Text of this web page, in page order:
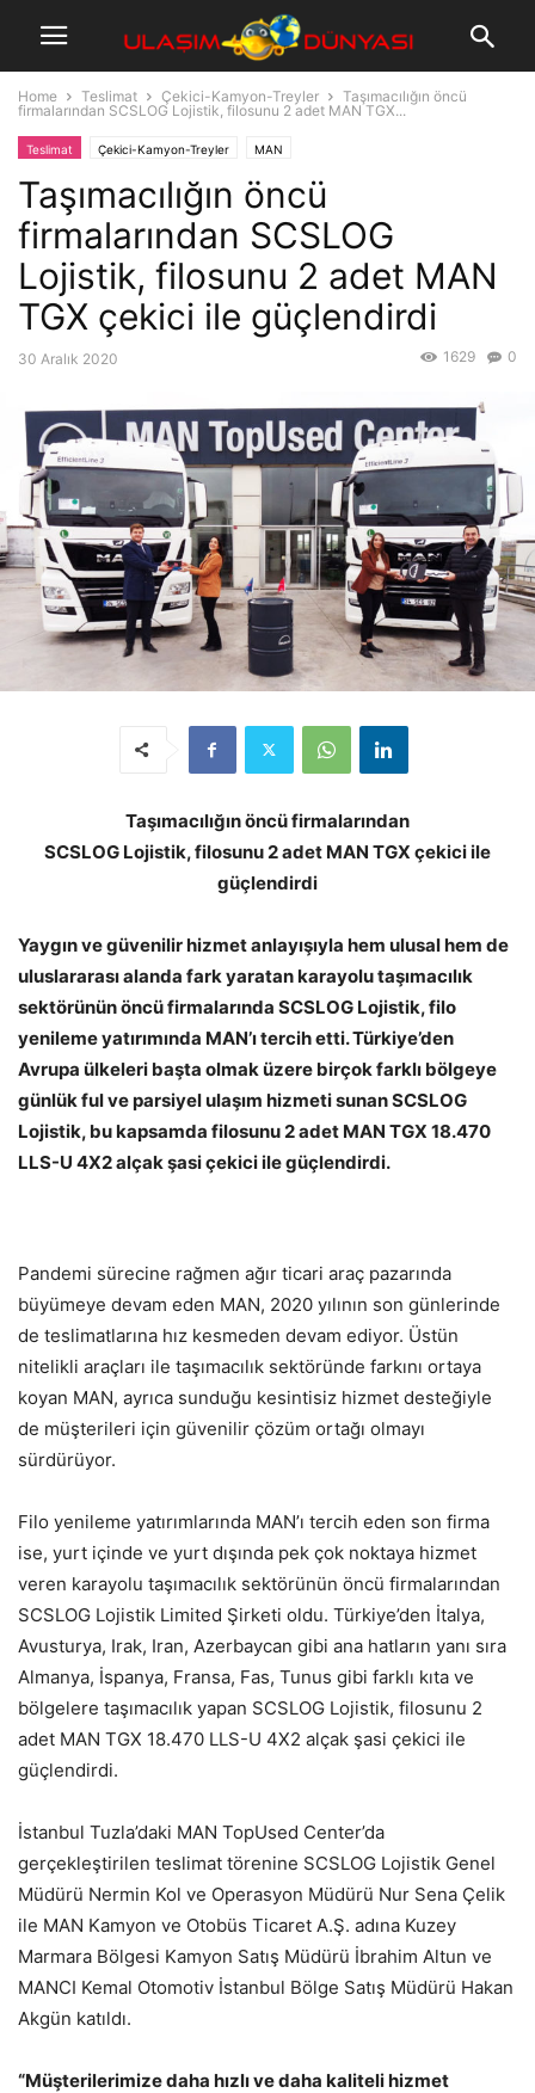
Home Teslimat Çekici-Kamyon-Treyler
Taşımacılığın öncü
firmalarından SCSLOG Lojistik, filosunu 2 adet MAN TGX...
Teslimat Çekici-Kamyon-Treyler MAN
Taşımacılığın öncü
firmalarından SCSLOG
Lojistik, filosunu 2 adet MAN
TGX çekici ile güçlendirdi
30 Aralık 2020 0
1629
Taşımacılığın öncü firmalarından
SCSLOG Lojistik, filosunu 2 adet MAN TGX çekici ile
güçlendirdi
Yaygın ve güvenilir hizmet anlayışıyla hem ulusal hem de
uluslararası alanda fark yaratan karayolu taşımacılık
sektörünün öncü firmalarında SCSLOG Lojistik, filo
yenileme yatırımında MAN’ı tercih etti. Türkiye’den
Avrupa ülkeleri başta olmak üzere birçok farklı bölgeye
günlük ful ve parsiyel ulaşım hizmeti sunan SCSLOG
Lojistik, bu kapsamda filosunu 2 adet MAN TGX 18.470
LLS-U 4X2 alçak şasi çekici ile güçlendirdi.
Pandemi sürecine rağmen ağır ticari araç pazarında
büyümeye devam eden MAN, 2020 yılının son günlerinde
de teslimatlarına hız kesmeden devam ediyor. Üstün
nitelikli araçları ile taşımacılık sektöründe farkını ortaya
koyan MAN, ayrıca sunduğu kesintisiz hizmet desteğiyle
de müşterileri için güvenilir çözüm ortağı olmayı
sürdürüyor.
Filo yenileme yatırımlarında MAN’ı tercih eden son firma
ise, yurt içinde ve yurt dışında pek çok noktaya hizmet
veren karayolu taşımacılık sektörünün öncü firmalarından
SCSLOG Lojistik Limited Şirketi oldu. Türkiye’den İtalya,
Avusturya, Irak, Iran, Azerbaycan gibi ana hatların yanı sıra
Almanya, İspanya, Fransa, Fas, Tunus gibi farklı kıta ve
bölgelere taşımacılık yapan SCSLOG Lojistik, filosunu 2
adet MAN TGX 18.470 LLS-U 4X2 alçak şasi çekici ile
güçlendirdi.
İstanbul Tuzla’daki MAN TopUsed Center’da
gerçekleştirilen teslimat törenine SCSLOG Lojistik Genel
Müdürü Nermin Kol ve Operasyon Müdürü Nur Sena Çelik
ile MAN Kamyon ve Otobüs Ticaret A.Ş. adına Kuzey
Marmara Bölgesi Kamyon Satış Müdürü İbrahim Altun ve
MANCI Kemal Otomotiv İstanbul Bölge Satış Müdürü Hakan
Akgün katıldı.
“Müşterilerimize daha hızlı ve daha kaliteli hizmet